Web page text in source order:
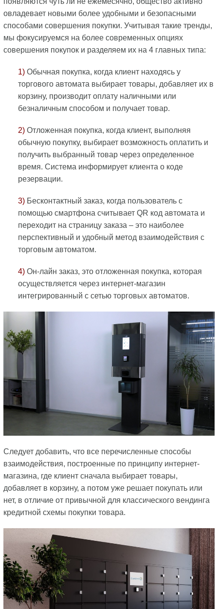
овладевает новыми более удобными и безопасными
способами совершения покупки. Учитывая такие тренды,
мы фокусируемся на более современных опциях
совершения покупок и разделяем их на 4 главных типа:
1)Обычная покупка, когда клиент находясь у
торгового автомата выбирает товары, добавляет их в
корзину, производит оплату наличными или
безналичным способом и получает товар.
2)Отложенная покупка, когда клиент, выполняя
обычную покупку, выбирает возможность оплатить и
получить выбранный товар через определенное
время. Система информирует клиента о коде
резервации.
3)Бесконтактный заказ, когда пользователь с
помощью смартфона считывает QR код автомата и
переходит на страницу заказа – это наиболее
перспективный и удобный метод взаимодействия с
торговым автоматом.
4)Он-лайн заказ, это отложенная покупка, которая
осуществляется через интернет-магазин
интегрированный с сетью торговых автоматов.
Следует добавить, что все перечисленные способы
взаимодействия, построенные по принципу интернет-
магазина, где клиент сначала выбирает товары,
добавляет в корзину, а потом уже решает покупать или
нет, в отличие от привычной для классического вендинга
кредитной схемы покупки товара.